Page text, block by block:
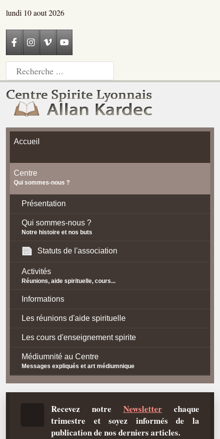
lundi 10 aout 2026
Accueil
Centre
Qui sommes-nous ?
Présentation
Qui sommes-nous ?
Notre histoire et nos buts
Statuts de l'association
Activités
Réunions, aide spirituelle, cours...
Informations
Les réunions d'aide spirituelle
Les cours d'enseignement spirite
Médiumnité au Centre
Messages expliqués et art médiumnique
Contact / Accès
La doctrine Spirite
Recevez notre Newsletter chaque
trimestre et soyez informés de la
publication de nos derniers articles.